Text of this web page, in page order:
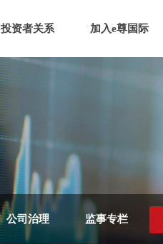
投资者关系 加入e尊国际
公司治理 监事专栏